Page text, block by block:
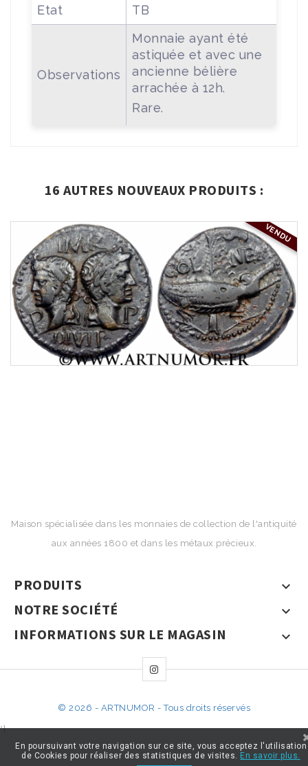
Etat
TB
Observations
Monnaie ayant été
astiquée et avec une
ancienne bélière
arrachée à 12h.
Rare.
16 AUTRES NOUVEAUX PRODUITS :
VENDU
Maison spécialisée dans les monnaies de collection de l'antiquité
aux années 1800 et dans les métaux précieux.
PRODUITS 
NOTRE SOCIÉTÉ 
INFORMATIONS SUR LE MAGASIN 
© 2026 - ARTNUMOR - Tous droits réservés
*}
En poursuivant votre navigation sur ce site, vous acceptez l'utilisation
de Cookies pour réaliser des statistiques de visites. En savoir plus.